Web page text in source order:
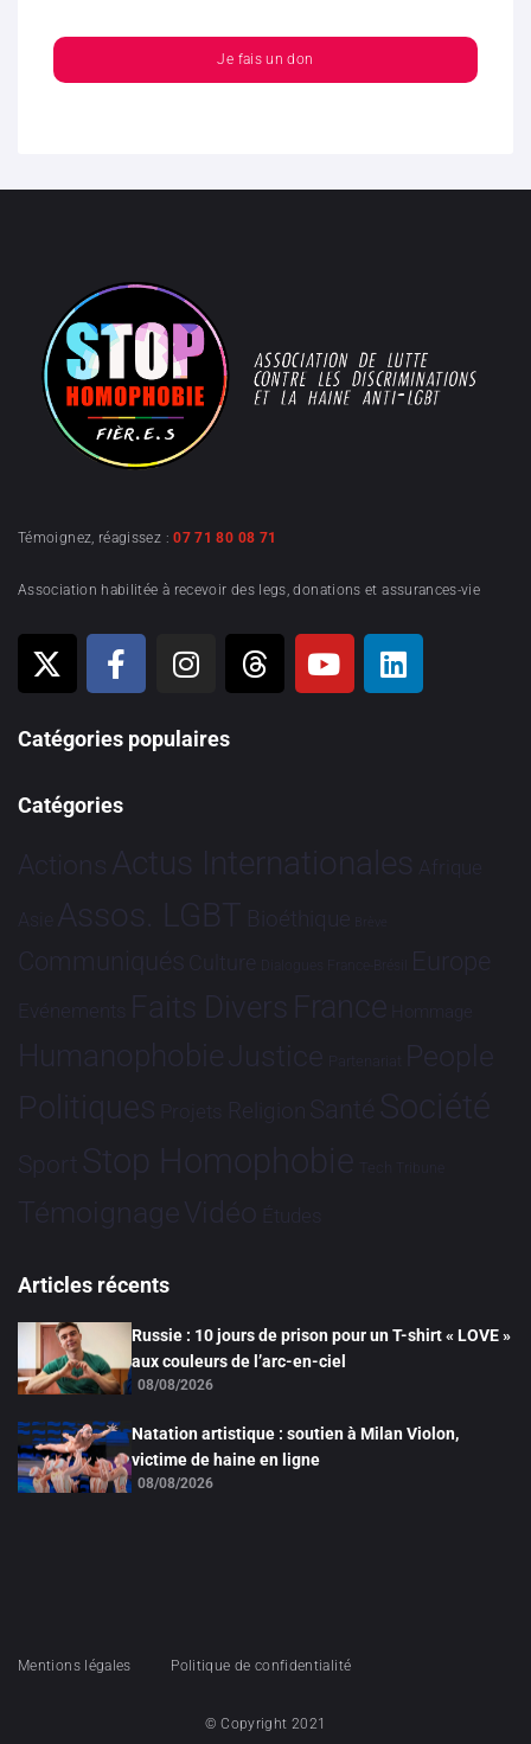
Je fais un don
Témoignez, réagissez :07 71 80 08 71
Association habilitée à recevoir des legs, donations et assurances-vie
Catégories populaires
Catégories
Actions Actus Internationales Afrique
Asie Assos. LGBT Bioéthique Brève
Communiqués Culture Dialogues France-Brésil Europe
Evénements Faits Divers France Hommage
HumanophobieJustice Partenariat People
Politiques Projets Religion Santé Société
Sport Stop Homophobie Tech Tribune
TémoignageVidéo Études
Articles récents
Russie : 10 jours de prison pour un T-shirt « LOVE »
aux couleurs de l’arc-en-ciel
08/08/2026
Natation artistique : soutien à Milan Violon,
victime de haine en ligne
08/08/2026
Mentions légales Politique de confidentialité
© Copyright 2021